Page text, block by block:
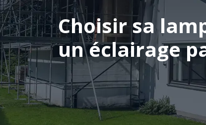
Choisir sa
un éclairage